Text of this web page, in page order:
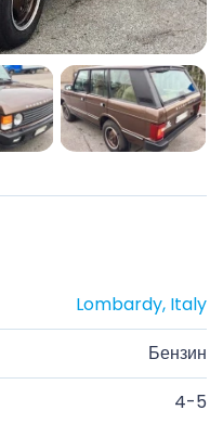
Lombardy, Italy
Бензин
4-5